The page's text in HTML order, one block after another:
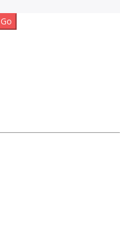
าน ที่ดิน
ษัทใหญ่
สินค้า
กและดี
มท
งหา ทีม
ว็บขาย
บ1
บบริษัท SEO-AI เน้นติดหน้า
ราคาถูก เว็บขายบ้าน รับโพ
รับประกันผลงาน ที่เดียวใน